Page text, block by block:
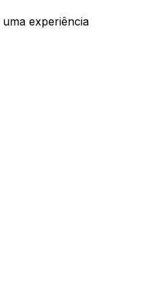
uma experiência